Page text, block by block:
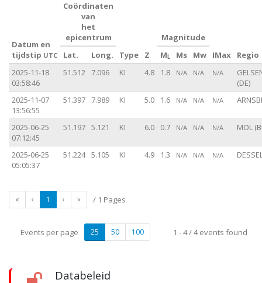
Datum en
tijdstip UTC
Coördinaten
van
het
epicentrum
Type
Z
Magnitude
IMax
Regio
Lat. Long. M L Ms
Mw
2025-11-18
03:58:46
51.512 7.096 KI 4.8 1.8 N/A N/A N/A
(DE)
2025-11-07
13:56:55
51.397 7.989 KI 5.0 1.6 N/A N/A N/A
2025-06-25
07:12:45
51.197 5.121 KI 6.0 0.7 N/A N/A N/A MOL
2025-06-25
05:05:37
51.224 5.105 KI 4.9 1.3 N/A N/A N/A
« ‹ 1 › » / 1 Pages
25 50 100
Events per page 1 - 4 / 4 events found
Databeleid